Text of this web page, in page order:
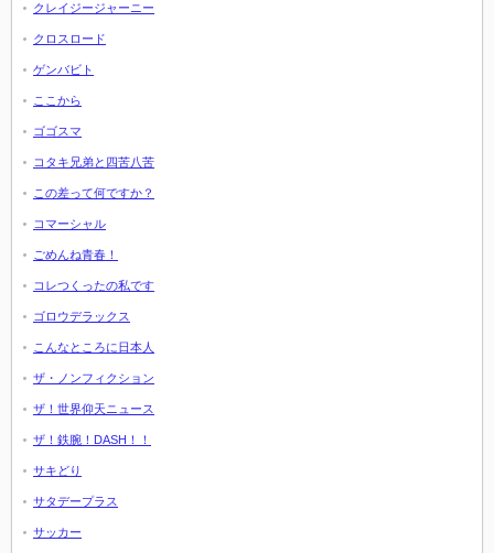
クレイジージャーニー
クロスロード
ゲンバビト
ここから
ゴゴスマ
コタキ兄弟と四苦八苦
この差って何ですか？
コマーシャル
ごめんね青春！
コレつくったの私です
ゴロウデラックス
こんなところに日本人
ザ・ノンフィクション
ザ！世界仰天ニュース
ザ！鉄腕！DASH！！
サキどり
サタデープラス
サッカー